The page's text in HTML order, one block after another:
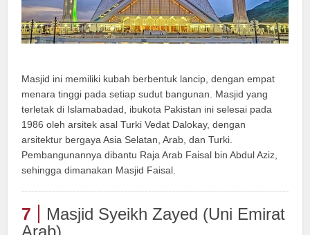
Masjid ini memiliki kubah berbentuk lancip, dengan empat
menara tinggi pada setiap sudut bangunan. Masjid yang
terletak di Islamabadad, ibukota Pakistan ini selesai pada
1986 oleh arsitek asal Turki Vedat Dalokay, dengan
arsitektur bergaya Asia Selatan, Arab, dan Turki.
Pembangunannya dibantu Raja Arab Faisal bin Abdul Aziz,
sehingga dimanakan Masjid Faisal.
7
Masjid Syeikh Zayed (Uni Emirat
Arab)